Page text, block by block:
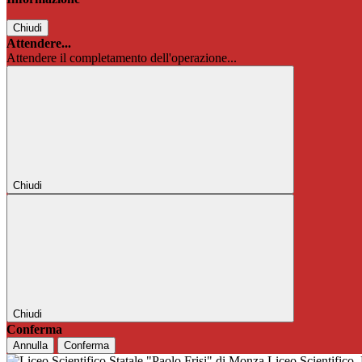
Chiudi
Attendere...
Attendere il completamento dell'operazione...
Chiudi
Chiudi
Conferma
Annulla Conferma